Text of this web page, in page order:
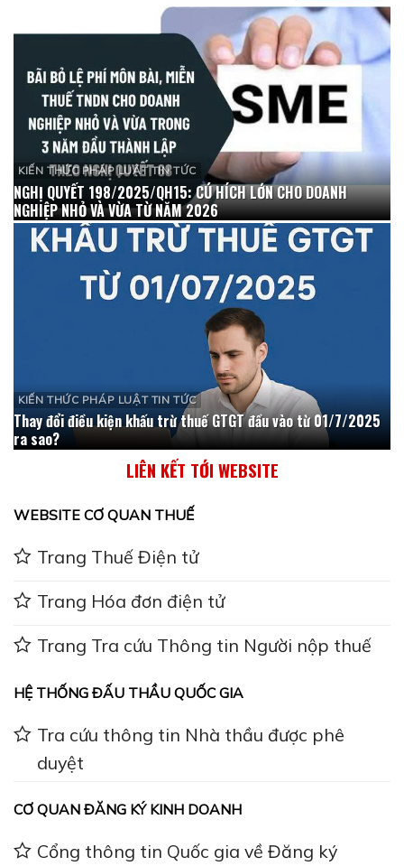
KIẾN THỨC PHÁP LUẬT TIN TỨC
NGHỊ QUYẾT 198/2025/QH15: CÚ HÍCH LỚN CHO DOANH
NGHIỆP NHỎ VÀ VỪA TỪ NĂM 2026
KIẾN THỨC PHÁP LUẬT TIN TỨC
Thay đổi điều kiện khấu trừ thuế GTGT đầu vào từ 01/7/2025
ra sao?
LIÊN KẾT TỚI WEBSITE
WEBSITE CƠ QUAN THUẾ
Trang Thuế Điện tử
Trang Hóa đơn điện tử
Trang Tra cứu Thông tin Người nộp thuế
HỆ THỐNG ĐẤU THẦU QUỐC GIA
Tra cứu thông tin Nhà thầu được phê
duyệt
CƠ QUAN ĐĂNG KÝ KINH DOANH
Cổng thông tin Quốc gia về Đăng ký